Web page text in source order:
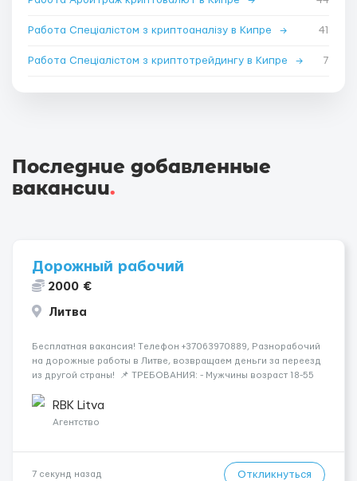
Работа Спеціалістом з криптоаналізу в Кипре → 41
Работа Спеціалістом з криптотрейдингу в Кипре → 7
Последние добавленные
вакансии.
Дорожный рабочий
2000 €
Литва
Бесплатная вакансия! Tелефон +37063970889, Разнорабочий
на дорожные работы в Литве, возвращаем деньги за переезд
из другой страны! 📌 ТРЕБОВАНИЯ: - Мужчины возраст 18-55
💳 ОПЛАТА ТРУДА: - ставка 9 евро/час днем...
RBK Litva
Агентство
7 секунд назад Откликнуться